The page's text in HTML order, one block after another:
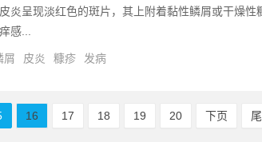
炎呈现淡红色的斑片，其上附着黏性鳞屑或干燥性
感...
屑 皮炎 糠疹 发病
16 17 18 19 20 下页